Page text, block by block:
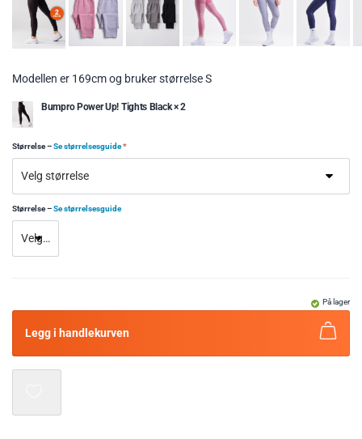
Modellen er 169cm og bruker størrelse S
Bumpro Power Up! Tights Black × 2
Størrelse–Se størrelsesguide*
Størrelse–Se størrelsesguide
På lager
Legg i handlekurven